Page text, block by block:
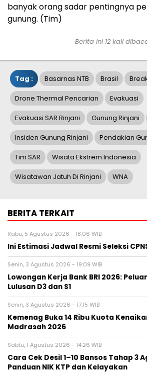
banyak orang sadar pentingnya
gunung. (Tim)
Berita ini 12 kali
Tag : Basarnas NTB Brasil
Drone Thermal Pencarian Evakuasi
Evakuasi SAR Rinjani Gunung Rinjani
Insiden Gunung Rinjani Pendakian
Tim SAR Wisata Ekstrem Indonesia
Wisatawan Jatuh Di Rinjani WNA
BERITA TERKAIT
Rabu, 5 Agustus 2026 - 18:06 WIB
Ini Estimasi Jadwal Resmi Seleksi
Senin, 3 Agustus 2026 - 19:09 WIB
Lowongan Kerja Bank BRI 2026:
Lulusan D3 dan S1
Senin, 3 Agustus 2026 - 17:15 WIB
Kemenag Buka 14 Ribu Kuota
Madrasah 2026
Sabtu, 1 Agustus 2026 - 14:26 WIB
Cara Cek Desil 1–10 Bansos Tahap 3
Panduan NIK KTP dan Kelayakan